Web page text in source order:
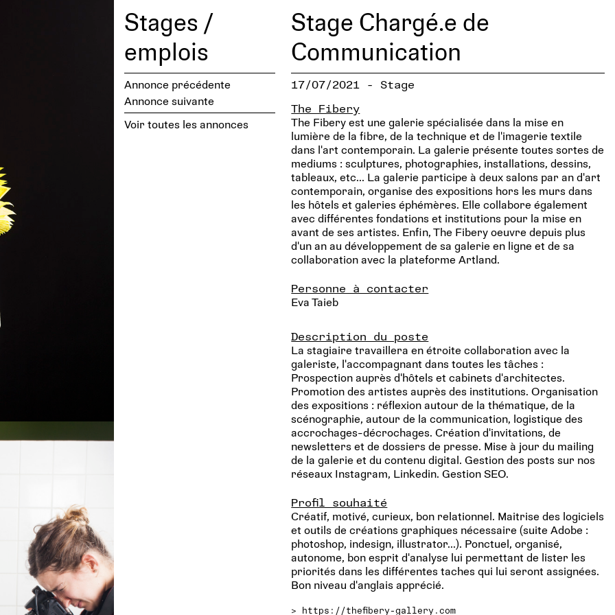
Stages /
emplois
Annonce précédente
Annonce suivante
Voir toutes les annonces
Stage Chargé.e de
Communication
17/07/2021 - Stage
The Fibery
The Fibery est une galerie spécialisée dans la mise en
lumière de la fibre, de la technique et de l'imagerie textile
dans l'art contemporain. La galerie présente toutes sortes de
mediums : sculptures, photographies, installations, dessins,
tableaux, etc... La galerie participe à deux salons par an d'art
contemporain, organise des expositions hors les murs dans
les hôtels et galeries éphémères. Elle collabore également
avec différentes fondations et institutions pour la mise en
avant de ses artistes. Enfin, The Fibery oeuvre depuis plus
d'un an au développement de sa galerie en ligne et de sa
collaboration avec la plateforme Artland.
Personne à contacter
Eva Taieb
Description du poste
La stagiaire travaillera en étroite collaboration avec la
galeriste, l'accompagnant dans toutes les tâches :
Prospection auprès d'hôtels et cabinets d'architectes.
Promotion des artistes auprès des institutions. Organisation
des expositions : réflexion autour de la thématique, de la
scénographie, autour de la communication, logistique des
accrochages-décrochages. Création d'invitations, de
newsletters et de dossiers de presse. Mise à jour du mailing
de la galerie et du contenu digital. Gestion des posts sur nos
réseaux Instagram, Linkedin. Gestion SEO.
Profil souhaité
Créatif, motivé, curieux, bon relationnel. Maitrise des logiciels
et outils de créations graphiques nécessaire (suite Adobe :
photoshop, indesign, illustrator...). Ponctuel, organisé,
autonome, bon esprit d'analyse lui permettant de lister les
priorités dans les différentes taches qui lui seront assignées.
Bon niveau d'anglais apprécié.
> https://thefibery-gallery.com